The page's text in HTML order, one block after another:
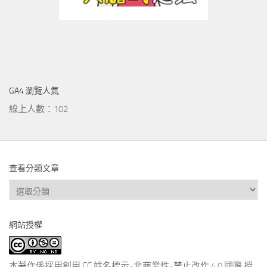
GA4 瀏覽人氣
線上人數：102
查看分類文章
查
看
類
文
章
網站授權